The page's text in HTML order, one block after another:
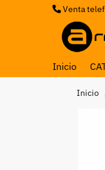
Venta
Inicio
Inicio